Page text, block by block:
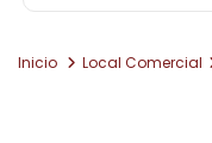
Inicio Local Comercial